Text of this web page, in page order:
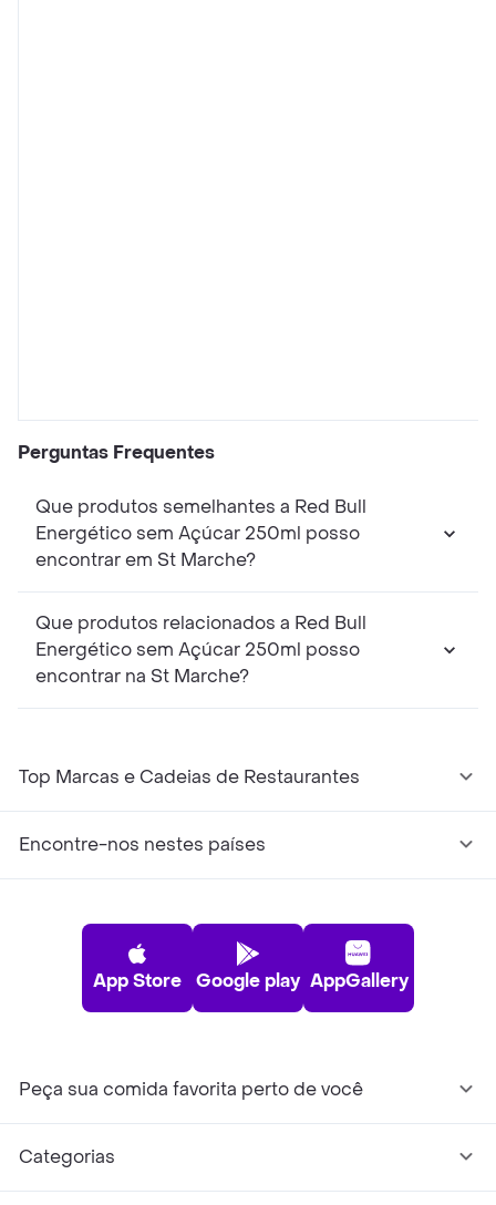
Perguntas Frequentes
Que produtos semelhantes a Red Bull
Energético sem Açúcar 250ml posso
encontrar em St Marche?
Que produtos relacionados a Red Bull
Energético sem Açúcar 250ml posso
encontrar na St Marche?
Top Marcas e Cadeias de Restaurantes
Encontre-nos nestes países
App Store Google play AppGallery
Peça sua comida favorita perto de você
Categorias